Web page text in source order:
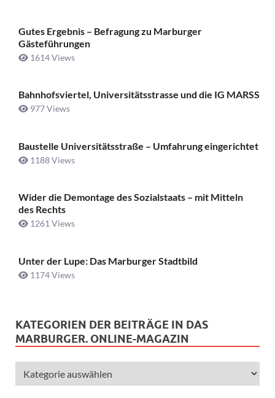
Gutes Ergebnis – Befragung zu Marburger
Gästeführungen
1614 Views
Bahnhofsviertel, Universitätsstrasse und die IG MARSS
977 Views
Baustelle Universitätsstraße ­– Umfahrung eingerichtet
1188 Views
Wider die Demontage des Sozialstaats – mit Mitteln
des Rechts
1261 Views
Unter der Lupe: Das Marburger Stadtbild
1174 Views
KATEGORIEN DER BEITRÄGE IN DAS
MARBURGER. ONLINE-MAGAZIN